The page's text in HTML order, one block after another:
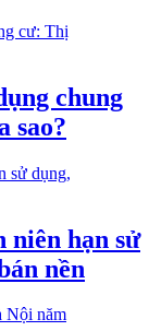
chung
sao?
niên hạn sử
nền